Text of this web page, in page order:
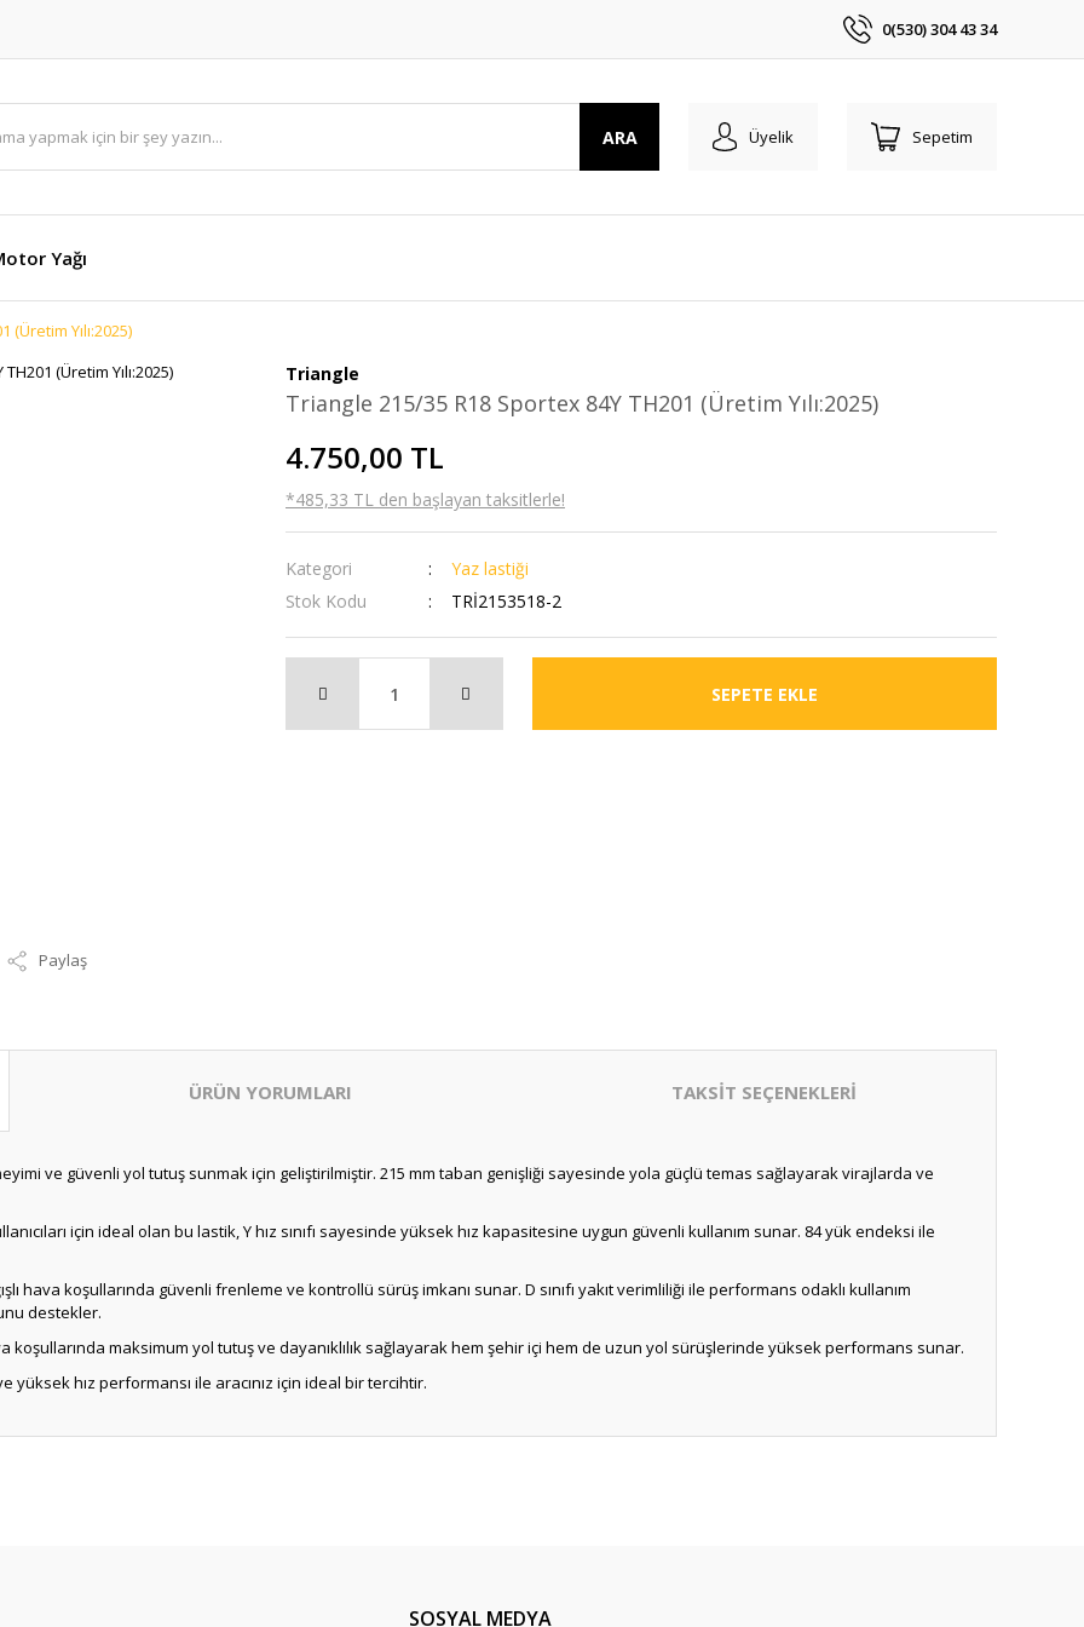
0(530) 304 43 34
ARA Üyelik Sepetim
Yağı
Yılı:2025)
Paylaş
Triangle
Triangle 215/35 R18 Sportex 84Y TH201 (Üretim Yılı:2025)
4.750,00 TL
*485,33 TL den başlayan taksitlerle!
Kategori
Yaz lastiği
Stok Kodu
TRİ2153518-2
SEPETE EKLE
ÜRÜN YORUMLARI TAKSİT SEÇENEKLERİ
ve güvenli yol tutuş sunmak için geliştirilmiştir. 215 mm taban genişliği sayesinde yola güçlü temas sağlayarak virajlarda ve
için ideal olan bu lastik, Y hız sınıfı sayesinde yüksek hız kapasitesine uygun güvenli kullanım sunar. 84 yük endeksi ile
hava koşullarında güvenli frenleme ve kontrollü sürüş imkanı sunar. D sınıfı yakıt verimliliği ile performans odaklı kullanım
destekler.
koşullarında maksimum yol tutuş ve dayanıklılık sağlayarak hem şehir içi hem de uzun yol sürüşlerinde yüksek performans sunar.
yüksek hız performansı ile aracınız için ideal bir tercihtir.
SOSYAL MEDYA